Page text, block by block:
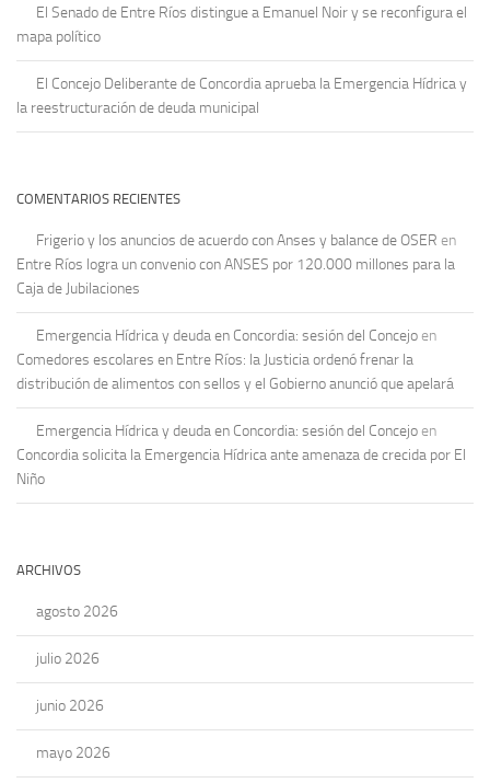
El Senado de Entre Ríos distingue a Emanuel Noir y se reconfigura el
mapa político
El Concejo Deliberante de Concordia aprueba la Emergencia Hídrica y
la reestructuración de deuda municipal
COMENTARIOS RECIENTES
Frigerio y los anuncios de acuerdo con Anses y balance de OSER en
Entre Ríos logra un convenio con ANSES por 120.000 millones para la
Caja de Jubilaciones
Emergencia Hídrica y deuda en Concordia: sesión del Concejo en
Comedores escolares en Entre Ríos: la Justicia ordenó frenar la
distribución de alimentos con sellos y el Gobierno anunció que apelará
Emergencia Hídrica y deuda en Concordia: sesión del Concejo en
Concordia solicita la Emergencia Hídrica ante amenaza de crecida por El
Niño
ARCHIVOS
agosto 2026
julio 2026
junio 2026
mayo 2026